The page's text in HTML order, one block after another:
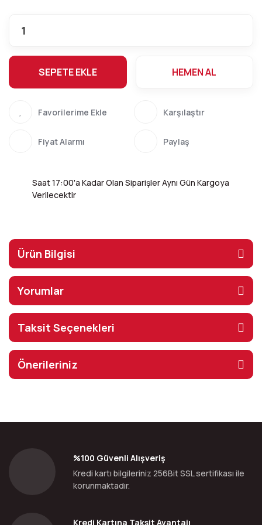
SEPETE EKLE HEMEN AL
Karşılaştır
Fiyat Alarmı Paylaş
Saat 17:00'a Kadar Olan Siparişler Aynı Gün Kargoya
Verilecektir
Ürün Bilgisi
Yorumlar
Taksit Seçenekleri
Önerileriniz
%100 Güvenli Alışveriş
Kredi kartı bilgileriniz 256Bit SSL sertifikası ile
korunmaktadır.
Kredi Kartına Taksit Avantajı